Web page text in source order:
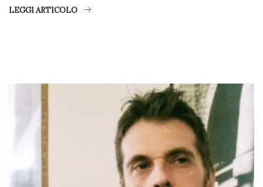
LEGGI ARTICOLO